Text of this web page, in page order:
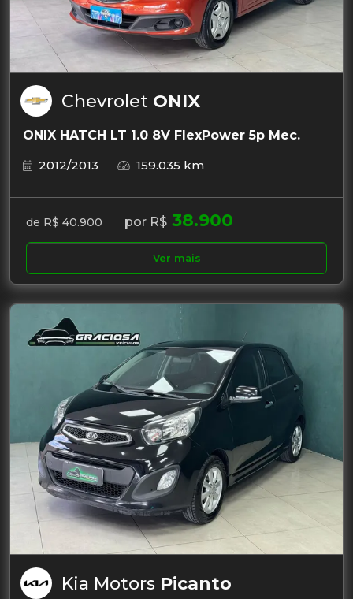
Chevrolet ONIX
ONIX HATCH LT 1.0 8V FlexPower 5p Mec.
2012/2013
159.035 km
de R$ 40.900 por R$ 38.900
Ver mais
Kia Motors Picanto